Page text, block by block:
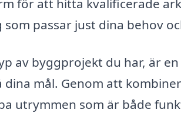
för att hitta kvalificerade
passar just dina behov
av byggprojekt du har, är
dina mål. Genom att
utrymmen som är både